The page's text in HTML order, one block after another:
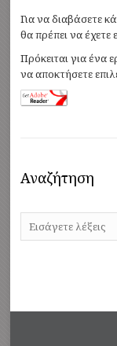
Για να διαβάσετε
θα πρέπει να
Πρόκειται για ένα
να αποκτήσετε
Αναζήτηση